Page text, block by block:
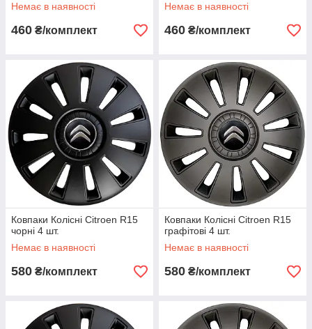
Немає в наявності
460 ₴/комплект
Немає в наявності
460 ₴/комплект
Ковпаки Колісні Citroen R15
чорні 4 шт.
Немає в наявності
580 ₴/комплект
Ковпаки Колісні Citroen R15
графітові 4 шт.
Немає в наявності
580 ₴/комплект